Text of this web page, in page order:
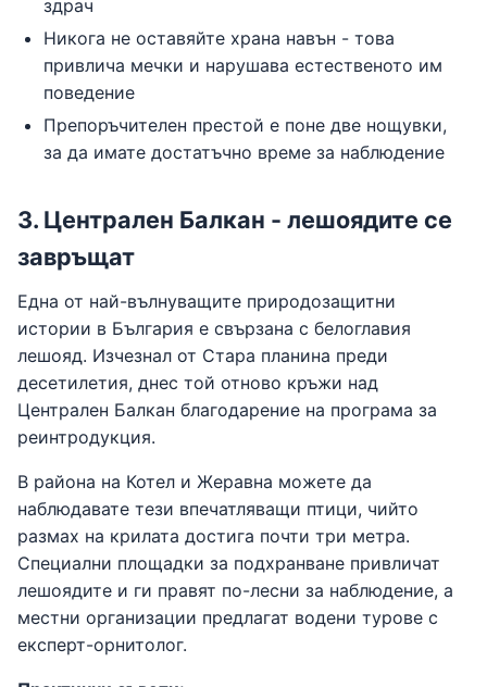
здрач
Никога не оставяйте храна навън - това
привлича мечки и нарушава естественото им
поведение
Препоръчителен престой е поне две нощувки,
за да имате достатъчно време за наблюдение
3. Централен Балкан - лешоядите се
завръщат
Една от най-вълнуващите природозащитни
истории в България е свързана с белоглавия
лешояд. Изчезнал от Стара планина преди
десетилетия, днес той отново кръжи над
Централен Балкан благодарение на програма за
реинтродукция.
В района на Котел и Жеравна можете да
наблюдавате тези впечатляващи птици, чийто
размах на крилата достига почти три метра.
Специални площадки за подхранване привличат
лешоядите и ги правят по-лесни за наблюдение, а
местни организации предлагат водени турове с
експерт-орнитолог.